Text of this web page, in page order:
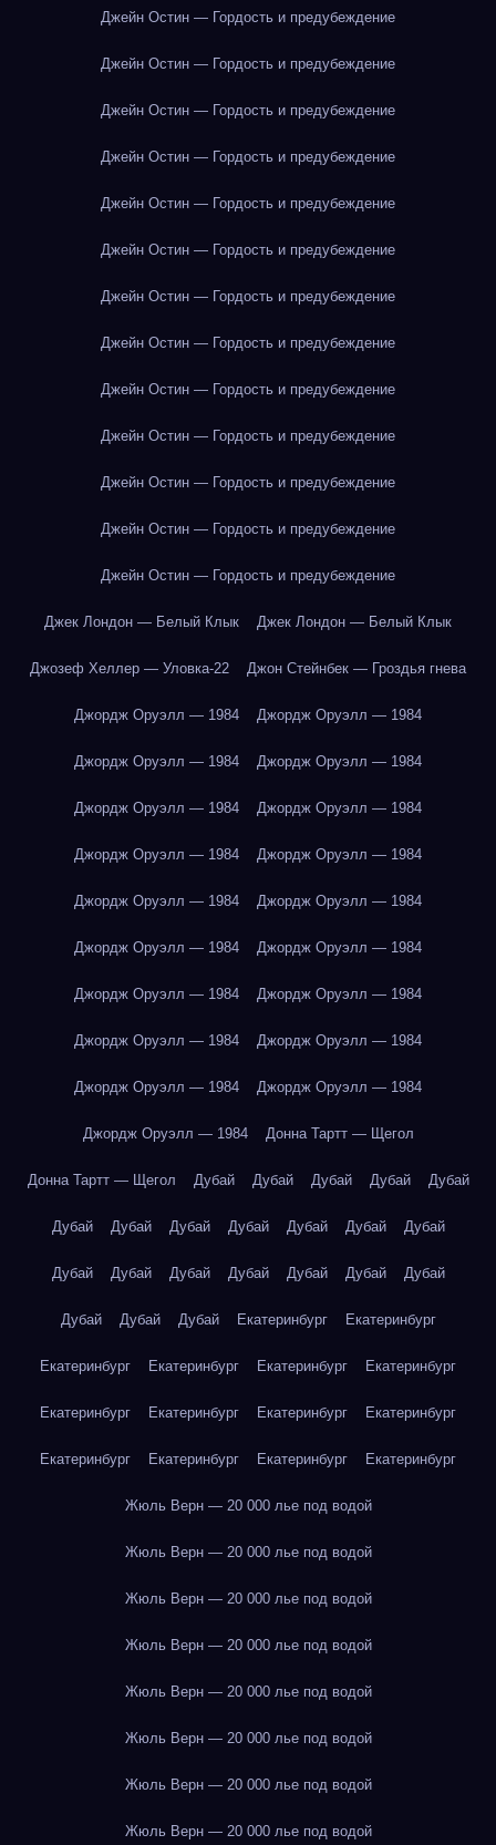
Джейн Остин — Гордость и предубеждение
Джейн Остин — Гордость и предубеждение
Джейн Остин — Гордость и предубеждение
Джейн Остин — Гордость и предубеждение
Джейн Остин — Гордость и предубеждение
Джейн Остин — Гордость и предубеждение
Джейн Остин — Гордость и предубеждение
Джейн Остин — Гордость и предубеждение
Джейн Остин — Гордость и предубеждение
Джейн Остин — Гордость и предубеждение
Джейн Остин — Гордость и предубеждение
Джейн Остин — Гордость и предубеждение
Джейн Остин — Гордость и предубеждение
Джек Лондон — Белый Клык Джек Лондон — Белый Клык
Джозеф Хеллер — Уловка-22 Джон Стейнбек — Гроздья гнева
Джордж Оруэлл — 1984 Джордж Оруэлл — 1984
Джордж Оруэлл — 1984 Джордж Оруэлл — 1984
Джордж Оруэлл — 1984 Джордж Оруэлл — 1984
Джордж Оруэлл — 1984 Джордж Оруэлл — 1984
Джордж Оруэлл — 1984 Джордж Оруэлл — 1984
Джордж Оруэлл — 1984 Джордж Оруэлл — 1984
Джордж Оруэлл — 1984 Джордж Оруэлл — 1984
Джордж Оруэлл — 1984 Джордж Оруэлл — 1984
Джордж Оруэлл — 1984 Джордж Оруэлл — 1984
Джордж Оруэлл — 1984 Донна Тартт — Щегол
Донна Тартт — Щегол Дубай Дубай Дубай Дубай Дубай
Дубай Дубай Дубай Дубай Дубай Дубай Дубай
Дубай Дубай Дубай Дубай Дубай Дубай Дубай
Дубай Дубай Дубай Екатеринбург Екатеринбург
Екатеринбург Екатеринбург Екатеринбург Екатеринбург
Екатеринбург Екатеринбург Екатеринбург Екатеринбург
Екатеринбург Екатеринбург Екатеринбург Екатеринбург
Жюль Верн — 20 000 лье под водой
Жюль Верн — 20 000 лье под водой
Жюль Верн — 20 000 лье под водой
Жюль Верн — 20 000 лье под водой
Жюль Верн — 20 000 лье под водой
Жюль Верн — 20 000 лье под водой
Жюль Верн — 20 000 лье под водой
Жюль Верн — 20 000 лье под водой